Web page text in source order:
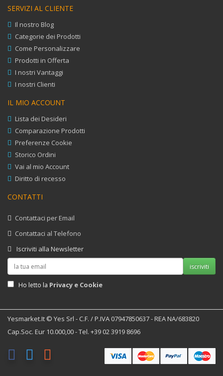
SERVIZI AL CLIENTE
Il nostro Blog
Categorie dei Prodotti
Come Personalizzare
Prodotti in Offerta
I nostri Vantaggi
I nostri Clienti
IL MIO ACCOUNT
Lista dei Desideri
Comparazione Prodotti
Preferenze Cookie
Storico Ordini
Vai al mio Account
Diritto di recesso
CONTATTI
Contattaci per Email
Contattaci al Telefono
Iscriviti alla Newsletter
iscriviti
Ho letto la Privacy e Cookie
Yesmarket.it © Yes Srl - C.F. / P.IVA 07947850637 - REA NA/683820
Cap.Soc. Eur 10.000,00 - Tel. +39 02 3919 8696